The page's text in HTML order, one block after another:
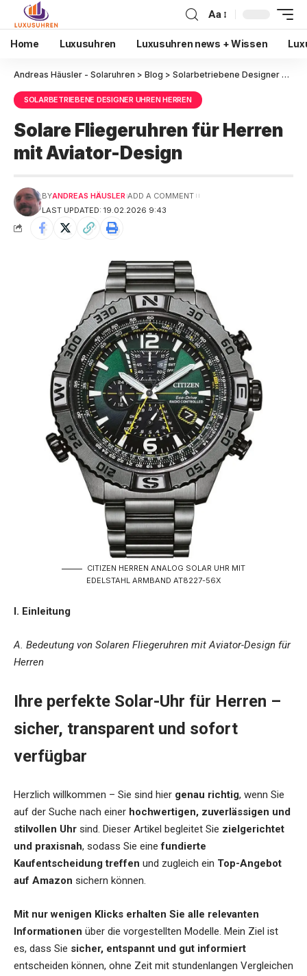
Aa
Home Luxusuhren Luxusuhren news + Wissen
Andreas Häusler - Solaruhren > Blog > Solarbetriebene Designer Uhren Herren
SOLARBETRIEBENE DESIGNER UHREN HERREN
Solare Fliegeruhren für Herren
mit Aviator-Design
LAST UPDATED: 19.02.2026 9:43
BYANDREAS HÄUSLER ADD A COMMENT
CITIZEN HERREN ANALOG SOLAR UHR MIT
EDELSTAHL ARMBAND AT8227-56X
I. Einleitung
A. Bedeutung von Solaren Fliegeruhren mit Aviator-Design für
Herren
Ihre perfekte Solar-Uhr für Herren –
sicher, transparent und sofort
verfügbar
Herzlich willkommen – Sie sind hier genau richtig, wenn Sie
auf der Suche nach einer hochwertigen, zuverlässigen und
stilvollen Uhr sind. Dieser Artikel begleitet Sie zielgerichtet
und praxisnah, sodass Sie einefundierte
Kaufentscheidung treffen und zugleich ein Top-Angebot
auf Amazon sichern können.
Mit nur wenigen Klicks erhalten Sie alle relevanten
Informationen über die vorgestellten Modelle. Mein Ziel ist
es, dass Sie sicher, entspannt und gut informiert
entscheiden können, ohne Zeit mit stundenlangen Vergleichen